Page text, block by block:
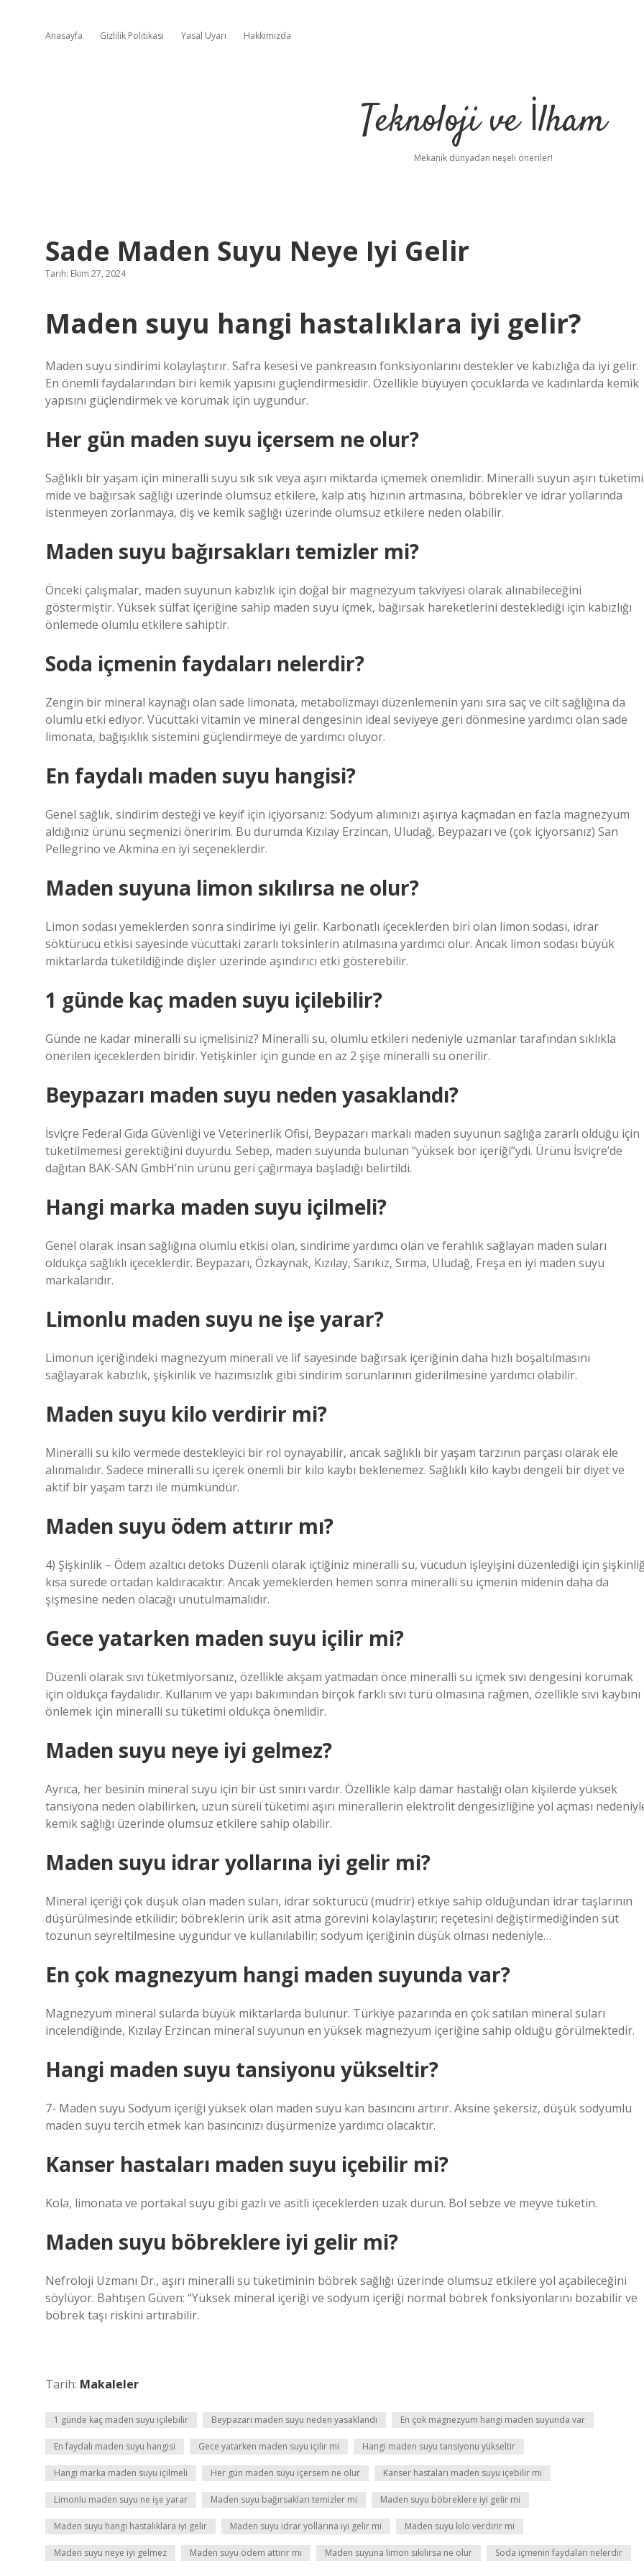
Anasayfa Gizlilik Politikası Yasal Uyarı Hakkımızda
Teknoloji ve İlham
Mekanik dünyadan neşeli öneriler!
Sade Maden Suyu Neye Iyi Gelir
Tarih: Ekim 27, 2024
Maden suyu hangi hastalıklara iyi gelir?
Maden suyu sindirimi kolaylaştırır. Safra kesesi ve pankreasın fonksiyonlarını destekler ve kabızlığa da iyi gelir.
En önemli faydalarından biri kemik yapısını güçlendirmesidir. Özellikle büyüyen çocuklarda ve kadınlarda kemik
yapısını güçlendirmek ve korumak için uygundur.
Her gün maden suyu içersem ne olur?
Sağlıklı bir yaşam için mineralli suyu sık sık veya aşırı miktarda içmemek önemlidir. Mineralli suyun aşırı tüketimi
mide ve bağırsak sağlığı üzerinde olumsuz etkilere, kalp atış hızının artmasına, böbrekler ve idrar yollarında
istenmeyen zorlanmaya, diş ve kemik sağlığı üzerinde olumsuz etkilere neden olabilir.
Maden suyu bağırsakları temizler mi?
Önceki çalışmalar, maden suyunun kabızlık için doğal bir magnezyum takviyesi olarak alınabileceğini
göstermiştir. Yüksek sülfat içeriğine sahip maden suyu içmek, bağırsak hareketlerini desteklediği için kabızlığı
önlemede olumlu etkilere sahiptir.
Soda içmenin faydaları nelerdir?
Zengin bir mineral kaynağı olan sade limonata, metabolizmayı düzenlemenin yanı sıra saç ve cilt sağlığına da
olumlu etki ediyor. Vücuttaki vitamin ve mineral dengesinin ideal seviyeye geri dönmesine yardımcı olan sade
limonata, bağışıklık sistemini güçlendirmeye de yardımcı oluyor.
En faydalı maden suyu hangisi?
Genel sağlık, sindirim desteği ve keyif için içiyorsanız: Sodyum alımınızı aşırıya kaçmadan en fazla magnezyum
aldığınız ürünü seçmenizi öneririm. Bu durumda Kızılay Erzincan, Uludağ, Beypazarı ve (çok içiyorsanız) San
Pellegrino ve Akmina en iyi seçeneklerdir.
Maden suyuna limon sıkılırsa ne olur?
Limon sodası yemeklerden sonra sindirime iyi gelir. Karbonatlı içeceklerden biri olan limon sodası, idrar
söktürücü etkisi sayesinde vücuttaki zararlı toksinlerin atılmasına yardımcı olur. Ancak limon sodası büyük
miktarlarda tüketildiğinde dişler üzerinde aşındırıcı etki gösterebilir.
1 günde kaç maden suyu içilebilir?
Günde ne kadar mineralli su içmelisiniz? Mineralli su, olumlu etkileri nedeniyle uzmanlar tarafından sıklıkla
önerilen içeceklerden biridir. Yetişkinler için günde en az 2 şişe mineralli su önerilir.
Beypazarı maden suyu neden yasaklandı?
İsviçre Federal Gıda Güvenliği ve Veterinerlik Ofisi, Beypazarı markalı maden suyunun sağlığa zararlı olduğu için
tüketilmemesi gerektiğini duyurdu. Sebep, maden suyunda bulunan “yüksek bor içeriği”ydi. Ürünü İsviçre’de
dağıtan BAK-SAN GmbH’nin ürünü geri çağırmaya başladığı belirtildi.
Hangi marka maden suyu içilmeli?
Genel olarak insan sağlığına olumlu etkisi olan, sindirime yardımcı olan ve ferahlık sağlayan maden suları
oldukça sağlıklı içeceklerdir. Beypazarı, Özkaynak, Kızılay, Sarıkız, Sırma, Uludağ, Freşa en iyi maden suyu
markalarıdır.
Limonlu maden suyu ne işe yarar?
Limonun içeriğindeki magnezyum minerali ve lif sayesinde bağırsak içeriğinin daha hızlı boşaltılmasını
sağlayarak kabızlık, şişkinlik ve hazımsızlık gibi sindirim sorunlarının giderilmesine yardımcı olabilir.
Maden suyu kilo verdirir mi?
Mineralli su kilo vermede destekleyici bir rol oynayabilir, ancak sağlıklı bir yaşam tarzının parçası olarak ele
alınmalıdır. Sadece mineralli su içerek önemli bir kilo kaybı beklenemez. Sağlıklı kilo kaybı dengeli bir diyet ve
aktif bir yaşam tarzı ile mümkündür.
Maden suyu ödem attırır mı?
4) Şişkinlik – Ödem azaltıcı detoks Düzenli olarak içtiğiniz mineralli su, vücudun işleyişini düzenlediği için
kısa sürede ortadan kaldıracaktır. Ancak yemeklerden hemen sonra mineralli su içmenin midenin daha da
şişmesine neden olacağı unutulmamalıdır.
Gece yatarken maden suyu içilir mi?
Düzenli olarak sıvı tüketmiyorsanız, özellikle akşam yatmadan önce mineralli su içmek sıvı dengesini korumak
için oldukça faydalıdır. Kullanım ve yapı bakımından birçok farklı sıvı türü olmasına rağmen, özellikle sıvı kaybını
önlemek için mineralli su tüketimi oldukça önemlidir.
Maden suyu neye iyi gelmez?
Ayrıca, her besinin mineral suyu için bir üst sınırı vardır. Özellikle kalp damar hastalığı olan kişilerde yüksek
tansiyona neden olabilirken, uzun süreli tüketimi aşırı minerallerin elektrolit dengesizliğine yol açması
kemik sağlığı üzerinde olumsuz etkilere sahip olabilir.
Maden suyu idrar yollarına iyi gelir mi?
Mineral içeriği çok düşük olan maden suları, idrar söktürücü (müdrir) etkiye sahip olduğundan idrar taşlarının
düşürülmesinde etkilidir; böbreklerin ürik asit atma görevini kolaylaştırır; reçetesini değiştirmediğinden süt
tozunun seyreltilmesine uygundur ve kullanılabilir; sodyum içeriğinin düşük olması nedeniyle…
En çok magnezyum hangi maden suyunda var?
Magnezyum mineral sularda büyük miktarlarda bulunur. Türkiye pazarında en çok satılan mineral suları
incelendiğinde, Kızılay Erzincan mineral suyunun en yüksek magnezyum içeriğine sahip olduğu görülmektedir.
Hangi maden suyu tansiyonu yükseltir?
7- Maden suyu Sodyum içeriği yüksek olan maden suyu kan basıncını artırır. Aksine şekersiz, düşük sodyumlu
maden suyu tercih etmek kan basıncınızı düşürmenize yardımcı olacaktır.
Kanser hastaları maden suyu içebilir mi?
Kola, limonata ve portakal suyu gibi gazlı ve asitli içeceklerden uzak durun. Bol sebze ve meyve tüketin.
Maden suyu böbreklere iyi gelir mi?
Nefroloji Uzmanı Dr., aşırı mineralli su tüketiminin böbrek sağlığı üzerinde olumsuz etkilere yol açabileceğini
söylüyor. Bahtışen Güven: “Yüksek mineral içeriği ve sodyum içeriği normal böbrek fonksiyonlarını bozabilir ve
böbrek taşı riskini artırabilir.
Tarih: Makaleler
1 günde kaç maden suyu içilebilir Beypazarı maden suyu neden yasaklandı En çok magnezyum hangi maden suyunda var
En faydalı maden suyu hangisi Gece yatarken maden suyu içilir mi Hangi maden suyu tansiyonu yükseltir
Hangi marka maden suyu içilmeli Her gün maden suyu içersem ne olur Kanser hastaları maden suyu içebilir mi
Limonlu maden suyu ne işe yarar Maden suyu bağırsakları temizler mi Maden suyu böbreklere iyi gelir mi
Maden suyu hangi hastalıklara iyi gelir Maden suyu idrar yollarına iyi gelir mi Maden suyu kilo verdirir mi
Maden suyu neye iyi gelmez Maden suyu ödem attırır mı Maden suyuna limon sıkılırsa ne olur Soda içmenin faydaları nelerdir